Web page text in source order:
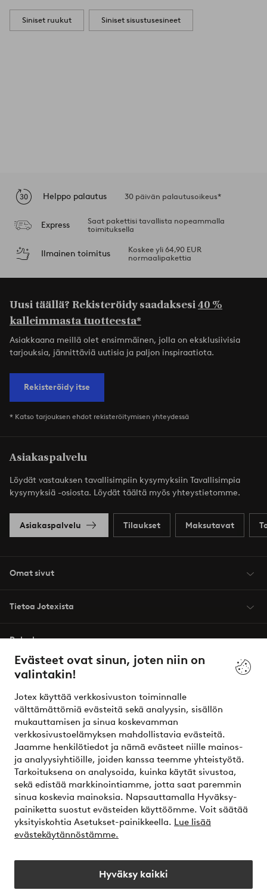
Evästeet ovat sinun, joten niin on
valintakin!
Jotex käyttää verkkosivuston toiminnalle
välttämättömiä evästeitä sekä analyysin, sisällön
mukauttamisen ja sinua koskevamman
verkkosivustoelämyksen mahdollistavia evästeitä.
Jaamme henkilötiedot ja nämä evästeet niille mainos-
ja analyysiyhtiöille, joiden kanssa teemme yhteistyötä.
Tarkoituksena on analysoida, kuinka käytät sivustoa,
sekä edistää markkinointiamme, jotta saat paremmin
sinua koskevia mainoksia. Napsauttamalla Hyväksy-
painiketta suostut evästeiden käyttöömme. Voit säätää
yksityiskohtia Asetukset-painikkeella. Lue lisää
evästekäytännöstämme.
Hyväksy kaikki
Siniset ruukut Siniset sisustusesineet
Helppo palautus 30 päivän palautusoikeus*
Express
Saat pakettisi tavallista nopeammalla
toimituksella
Ilmainen toimitus
Koskee yli 64,90 EUR
normaalipakettia
Uusi täällä? Rekisteröidy saadaksesi40 %
kalleimmasta tuotteesta*
Asiakkaana meillä olet ensimmäinen, jolla on eksklusiivisia
tarjouksia, jännittäviä uutisia ja paljon inspiraatiota.
Rekisteröidy itse
* Katso tarjouksen ehdot rekisteröitymisen yhteydessä
Asiakaspalvelu
Löydät vastauksen tavallisimpiin kysymyksiin Tavallisimpia
kysymyksiä -osiosta. Löydät täältä myös yhteystietomme.
Asiakaspalvelu Tilaukset Maksutavat
Omat sivut
Tietoa Jotexista
Palvelumme
Ehdot
Ystävät
Turvalliset maksut – maksa nyt tai erissä
Haluatko tietää lisää maksuvaihtoehdoistamme?
elpy